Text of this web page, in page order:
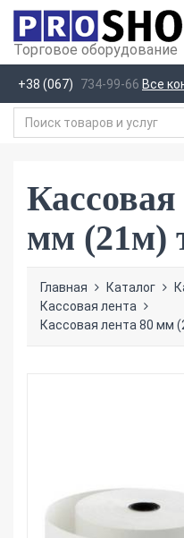
Торговое оборудование
+38 (067) 734-99-66 Все
мм (21м)
Главная Каталог
Кассовая лента
Кассовая лента 80 мм